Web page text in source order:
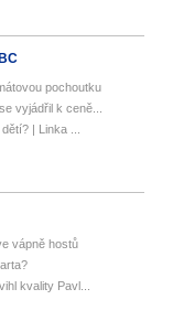
pochoutku
vyjádřil k ceně...
| Linka ...
vápně hostů
kvality Pavl...